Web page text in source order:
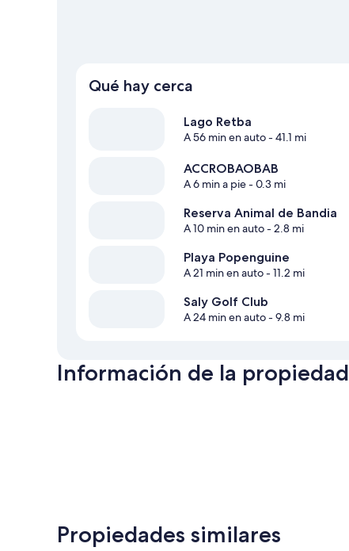
Qué hay cerca
Lago Retba
A 56 min en auto- 41.1 mi
ACCROBAOBAB
A 6 min a pie- 0.3 mi
Reserva Animal de Bandia
A 10 min en auto- 2.8 mi
Playa Popenguine
A 21 min en auto- 11.2 mi
Saly Golf Club
A 24 min en auto- 9.8 mi
Información de la propiedad
Propiedades similares